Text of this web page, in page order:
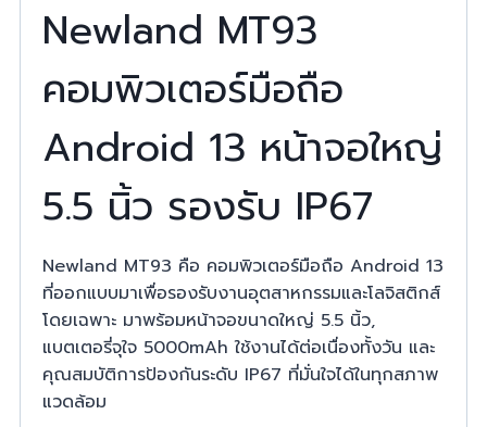
Newland MT93
คอมพิวเตอร์มือถือ
Android 13 หน้าจอใหญ่
5.5 นิ้ว รองรับ IP67
Newland MT93 คือ คอมพิวเตอร์มือถือ Android 13
ที่ออกแบบมาเพื่อรองรับงานอุตสาหกรรมและโลจิสติกส์
โดยเฉพาะ มาพร้อมหน้าจอขนาดใหญ่ 5.5 นิ้ว,
แบตเตอรี่จุใจ 5000mAh ใช้งานได้ต่อเนื่องทั้งวัน และ
คุณสมบัติการป้องกันระดับ IP67 ที่มั่นใจได้ในทุกสภาพ
แวดล้อม